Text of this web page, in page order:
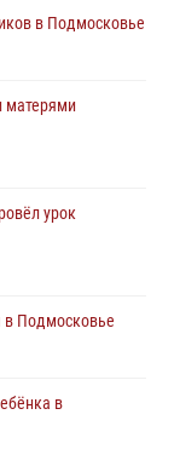
в Подмосковье
матерями
урок
в Подмосковье
в